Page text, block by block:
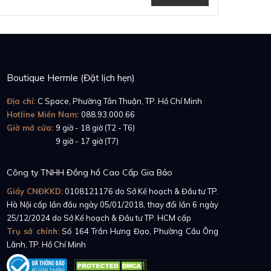
Boutique Hermle (Đặt lịch hẹn)
Địa chỉ: C Space, Phường Tân Thuận, TP. Hồ Chí Minh
Hotline Miền Nam: 088.93.000.66
Giờ mở cửa: 9 giờ - 18 giờ (T2 - T6)
9 giờ - 17 giờ (T7)
Công ty TNHH Đồng hồ Cao Cấp Gia Bảo
Giấy CNĐKKD:0108121176 do Sở Kế hoạch & Đầu tư TP.
Hà Nội cấp lần đầu ngày 05/01/2018, thay đổi lần 6 ngày
25/12/2024 do Sở Kế hoạch & Đầu tư TP. HCM cấp
Trụ sở chính:Số 164 Trần Hưng Đạo, Phường Cầu Ông
Lãnh, TP. Hồ Chí Minh